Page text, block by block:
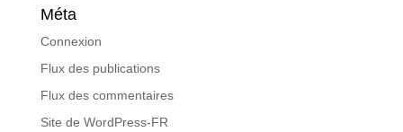
Méta
Connexion
Flux des publications
Flux des commentaires
Site de WordPress-FR